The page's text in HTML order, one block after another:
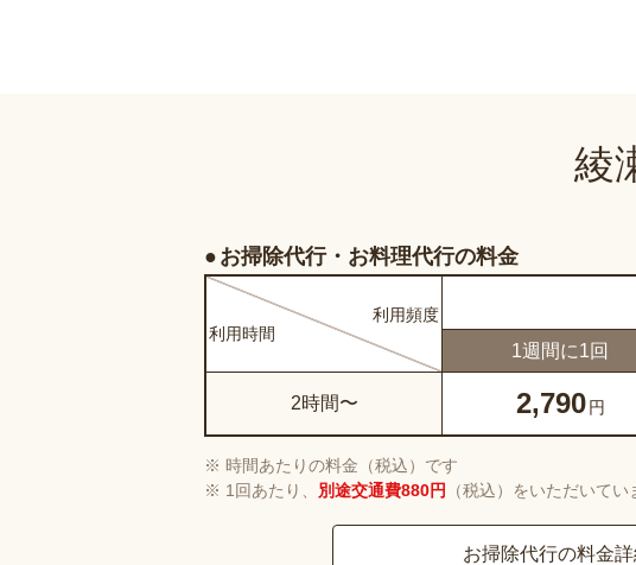
綾
お掃除代行・お料理代行の料金
利用時間
利用頻度
1週間に1回
2時間〜 2,790 円
時間あたりの料金（税込）です
1回あたり、 別途交通費880円 （税込）をいただいてい
お掃除代行の料金詳